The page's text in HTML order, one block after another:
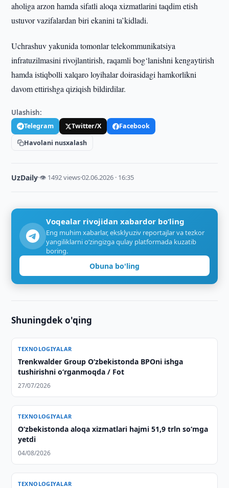
aholiga arzon hamda sifatli aloqa xizmatlarini taqdim etish
ustuvor vazifalardan biri ekanini ta’kidladi.
Uchrashuv yakunida tomonlar telekommunikatsiya
infratuzilmasini rivojlantirish, raqamli bog‘lanishni kengaytirish
hamda istiqbolli xalqaro loyihalar doirasidagi hamkorlikni
davom ettirishga qiziqish bildirdilar.
Ulashish:
Telegram Twitter/X
Facebook
Havolani nusxalash
UzDaily·👁 1492 views·02.06.2026 · 16:35
Voqealar rivojidan xabardor bo‘ling
Eng muhim xabarlar, eksklyuziv reportajlar va tezkor
yangiliklarni o‘zingizga qulay platformada kuzatib
boring.
Obuna bo'ling
Shuningdek o'qing
TEXNOLOGIYALAR
Trenkwalder Group Oʻzbekistonda BPOni ishga
tushirishni oʻrganmoqda / Fot
27/07/2026
TEXNOLOGIYALAR
O‘zbekistonda aloqa xizmatlari hajmi 51,9 trln so‘mga
yetdi
04/08/2026
TEXNOLOGIYALAR